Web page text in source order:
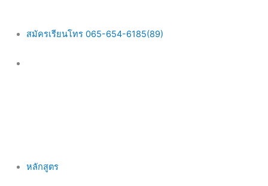
สมัครเรียนโทร 065-654-6185(89)
หลักสูตร